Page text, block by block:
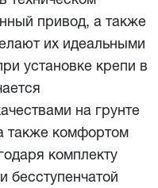
привод, а также
их идеальными
установке крепи в
на грунте
также комфортом
комплекту
бесступенчатой